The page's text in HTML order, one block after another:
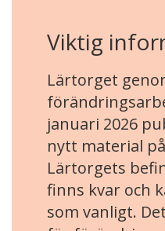
Viktig
Lärtorget
januari 2026
nytt material
Lärtorgets
finns kvar och
som vanligt.